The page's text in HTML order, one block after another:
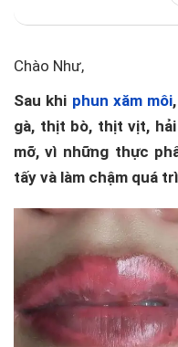
Chào Như,
Sau khi phun xăm môi
gà, thịt bò, thịt vịt,
mỡ, vì những thực
tấy và làm chậm quá